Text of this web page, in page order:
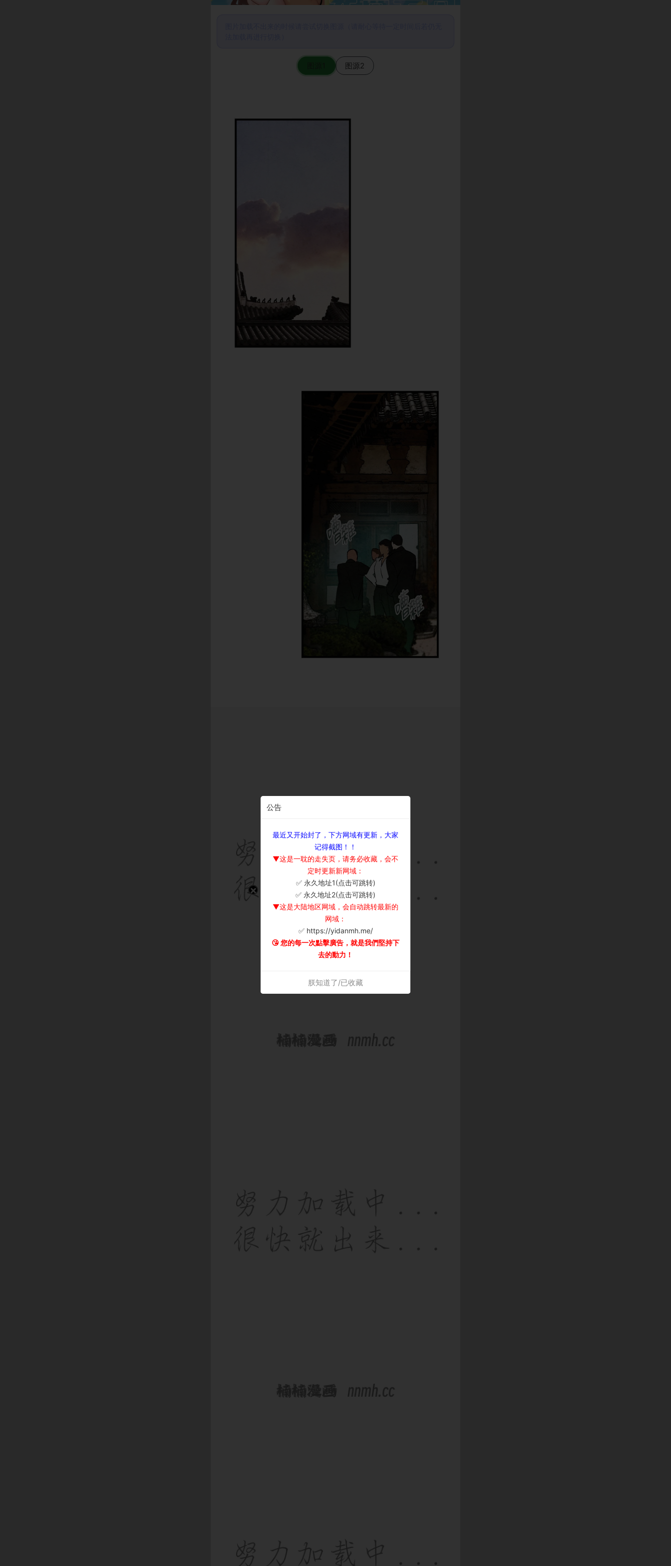
图源2
公告
最近又开始封了，下方网域有更新，大家
记得截图！！
▼这是一耽的走失页，请务必收藏，会不
定时更新新网域：
✅ 永久地址1(点击可跳转)
✅ 永久地址2(点击可跳转)
▼这是大陆地区网域，会自动跳转最新的
网域：
✅ https://yidanmh.me/
😘 您的每一次點擊廣告，就是我們堅持下
去的動力！
朕知道了/已收藏
×